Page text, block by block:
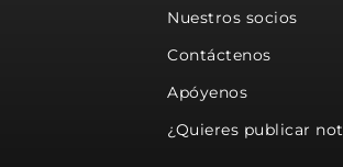
Nuestros socios
Contáctenos
Apóyenos
¿Quieres publicar